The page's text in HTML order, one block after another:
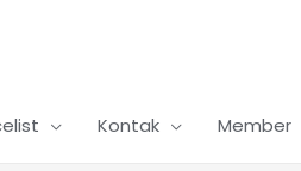
Kontak Member